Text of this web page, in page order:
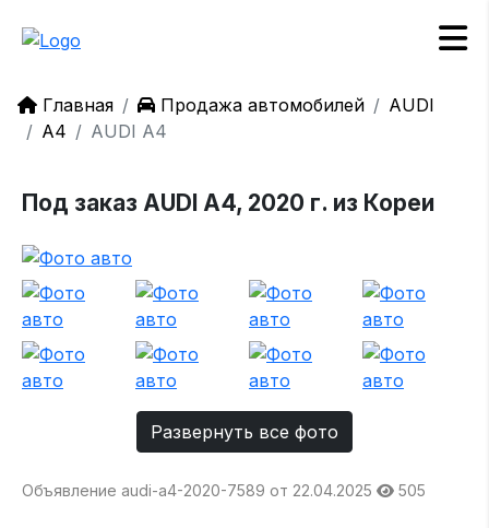
Главная Продажа автомобилей
AUDI
A4
AUDI A4
Под заказ AUDI A4, 2020 г. из Кореи
Развернуть все фото
Объявление audi-a4-2020-7589 от 22.04.2025 505